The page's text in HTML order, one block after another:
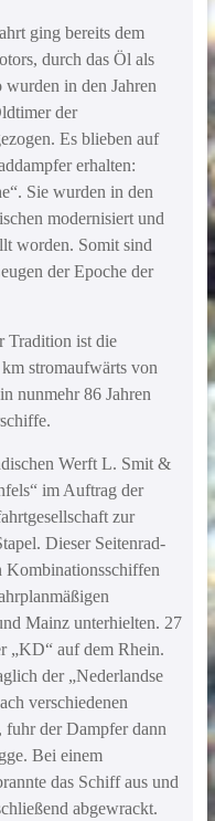
ging bereits dem
durch das Öl als
wurden in den Jahren
der
Es blieben auf
erhalten:
Sie wurden in den
modernisiert und
worden. Somit sind
der Epoche der
Tradition ist die
stromaufwärts von
nunmehr 86 Jahren
Werft L. Smit &
im Auftrag der
zur
Dieser Seitenrad-
Kombinationsschiffen
Mainz unterhielten. 27
„KD“ auf dem Rhein.
der „Nederlandse
verschiedenen
der Dampfer dann
Bei einem
das Schiff aus und
abgewrackt.